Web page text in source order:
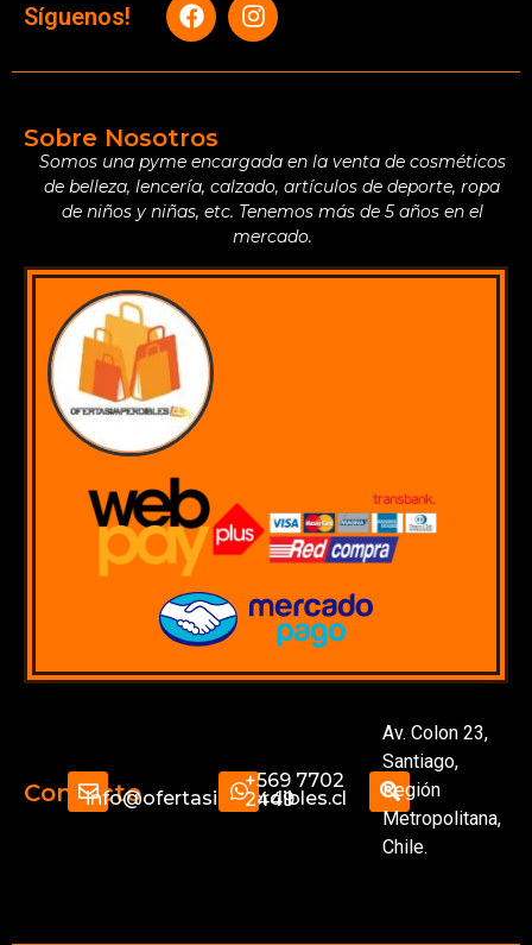
Síguenos!
Sobre Nosotros
Somos una pyme encargada en la venta de cosméticos
de belleza, lencería, calzado, artículos de deporte, ropa
de niños y niñas, etc. Tenemos más de 5 años en el
mercado.
Contactoinfo@ofertasimperdibles.cl
+569 7702
2449
Av. Colon 23,
Santiago,
Región
Metropolitana,
Chile.